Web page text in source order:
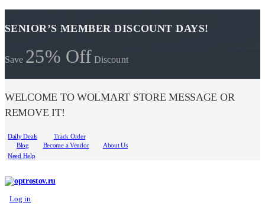
SENIOR’S MEMBER DISCOUNT DAYS!
Save 25% Off Discount
WELCOME TO WOLMART STORE MESSAGE OR
REMOVE IT!
Daily Deals
Track Order
Blog
Become a Vendor
About Us
Need Help
Log in